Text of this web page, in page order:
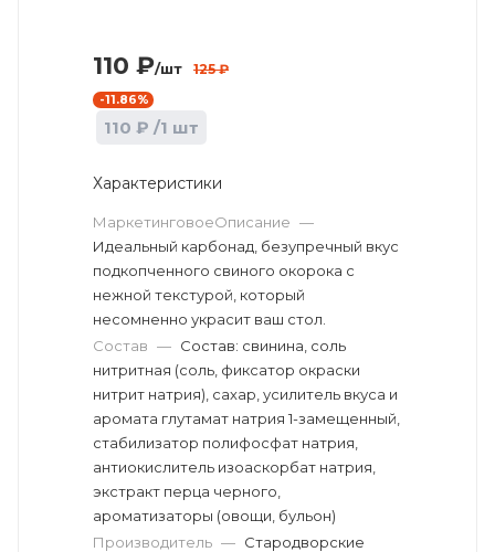
110 ₽/шт 125₽
-11.86%
110 ₽ /1 шт
Характеристики
МаркетинговоеОписание —
Идеальный карбонад, безупречный вкус
подкопченного свиного окорока с
нежной текстурой, который
несомненно украсит ваш стол.
Состав — Состав: свинина, соль
нитритная (соль, фиксатор окраски
нитрит натрия), сахар, усилитель вкуса и
аромата глутамат натрия 1-замещенный,
стабилизатор полифосфат натрия,
антиокислитель изоаскорбат натрия,
экстракт перца черного,
ароматизаторы (овощи, бульон)
Производитель — Стародворские